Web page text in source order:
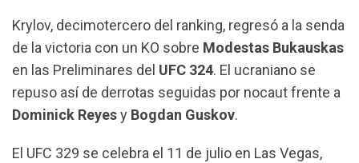
Krylov, decimotercero del ranking, regresó a la senda
de la victoria con un KO sobre Modestas Bukauskas
en las Preliminares del UFC 324. El ucraniano se
repuso así de derrotas seguidas por nocaut frente a
Dominick Reyesy Bogdan Guskov.
El UFC 329 se celebra el 11 de julio en Las Vegas,